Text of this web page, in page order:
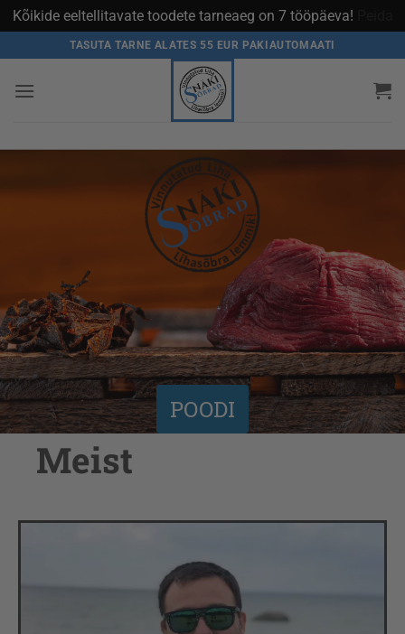
Kõikide eeltellitavate toodete tarneaeg on 7 tööpäeva!
TASUTA TARNE ALATES 55 EUR PAKIAUTOMAATI
POODI
Meist